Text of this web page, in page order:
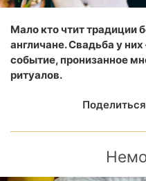
Мало кто чтит традиции
англичане. Свадьба у
событие, пронизанное
ритуалов.